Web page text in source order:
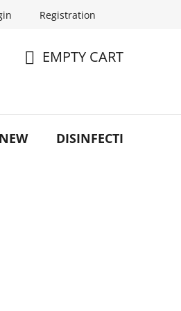
Registration
EMPTY CART
NEW DISINFECTION